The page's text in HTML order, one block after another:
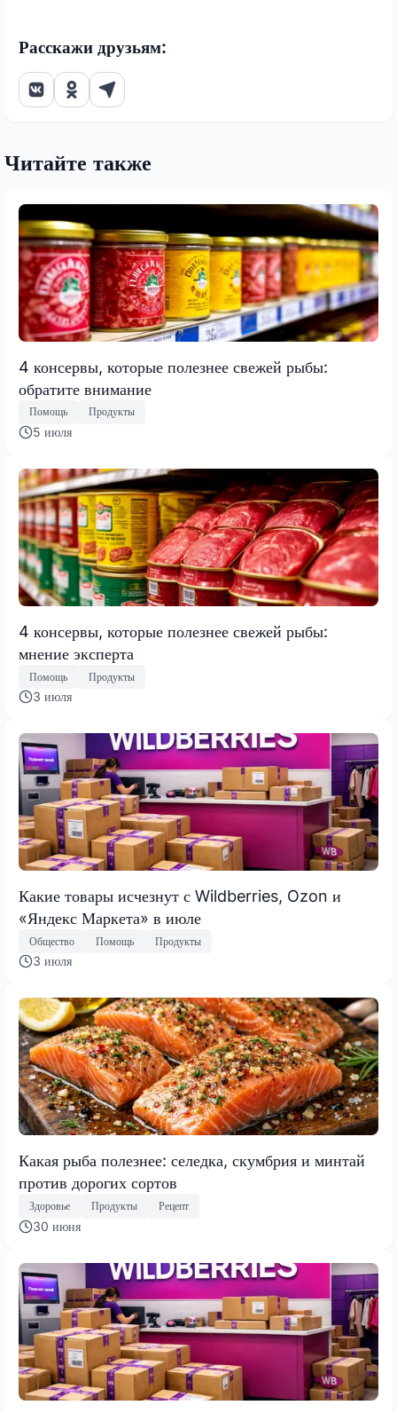
Расскажи друзьям:
Читайте также
4 консервы, которые полезнее свежей рыбы:
обратите внимание
Помощь Продукты
5 июля
4 консервы, которые полезнее свежей рыбы:
мнение эксперта
Помощь Продукты
3 июля
Какие товары исчезнут с Wildberries, Ozon и
«Яндекс Маркета» в июле
Общество Помощь Продукты
3 июля
Какая рыба полезнее: селедка, скумбрия и минтай
против дорогих сортов
Здоровье Продукты Рецепт
30 июня